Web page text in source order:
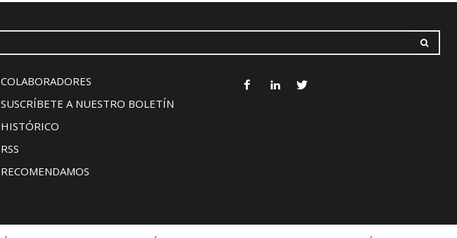
COLABORADORES
SUSCRÍBETE A NUESTRO BOLETÍN
HISTÓRICO
RSS
RECOMENDAMOS